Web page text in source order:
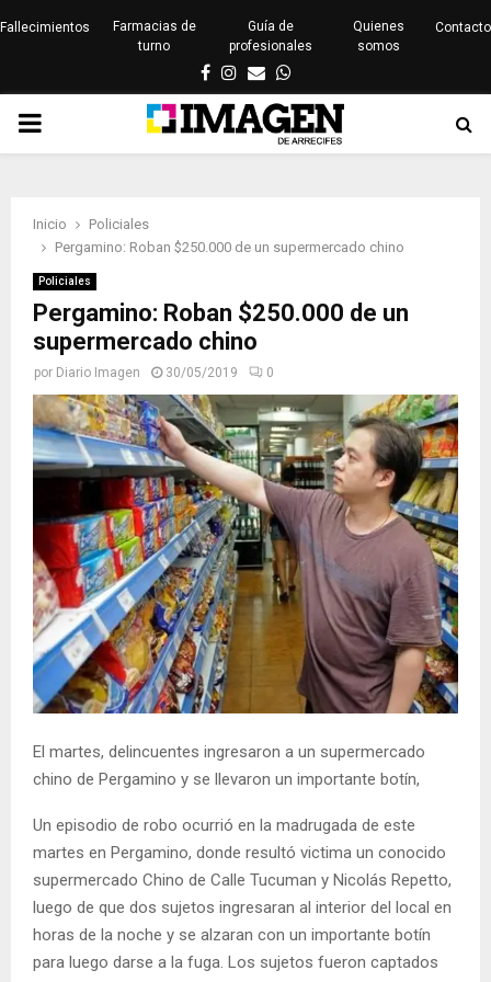
Fallecimientos
Farmacias de
turno
Guía de
profesionales
Quienes
somos
Contacto
Facebook
Instagram
EmailWhatsapp
PRIMARY
Inicio
Policiales
Pergamino: Roban $250.000 de un supermercado chino
Policiales
Pergamino: Roban $250.000 de un
supermercado chino
por Diario Imagen 30/05/2019 0
El martes, delincuentes ingresaron a un supermercado
chino de Pergamino y se llevaron un importante botín,
Un episodio de robo ocurrió en la madrugada de este
martes en Pergamino, donde resultó victima un conocido
supermercado Chino de Calle Tucuman y Nicolás Repetto,
luego de que dos sujetos ingresaran al interior del local en
horas de la noche y se alzaran con un importante botín
para luego darse a la fuga. Los sujetos fueron captados